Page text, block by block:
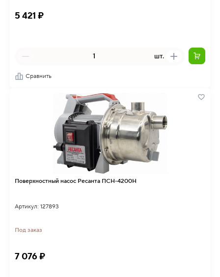
5 421 ₽
шт.
Сравнить
Поверхностный насос Ресанта ПСН-4200Н
Артикул: 127893
Под заказ
7 076 ₽